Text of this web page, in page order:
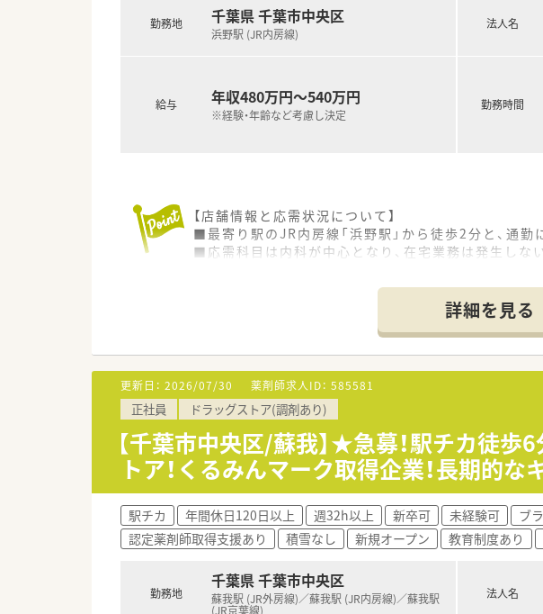
います。
勤務地 千葉県 千葉市中央区
浜野駅 (JR内房線)
給与 年収480万円～540万円
※経験・年齢など考慮し決定
法人名
勤務時間
【店舗情報と応需状況について】
■最寄り駅のJR内房線「浜野駅」から徒歩2分と、通勤
■応需科目は内科が中心となり、在宅業務は発生しな
■20代の一般薬剤師は平均480万円、30代の一般薬
■30代で薬局長に昇進した場合は、最大で700万円の
■40代で課長職に就くと750万円、50代の部長職で
【こんな取り組みをしています】
■月1回開催される本社セミナーやZOOMでの勉強会
■在宅業務の症例報告会も実施しており、報告書を
■不定期で「こども向け交流会」を各店舗で開催し、
【こんな方が活躍中】
■患者様やスタッフと円滑にコミュニケーションを取
■法人全体では在宅医療に注力しており、多職種連携
■キャリアアップへの意欲が高い方が、薬局長や本部
詳細を見る
更新日： 2026/07/30 薬剤師求人ID： 585581
正社員 ドラッグストア(調剤あり)
【千葉市中央区/蘇我】★急募！駅チカ徒
トア！くるみんマーク取得企業！長期的な
駅チカ 年間休日120日以上 週32h以上 新卒可 未経験可 ブ
認定薬剤師取得支援あり
積雪なし 新規オープン 教育制度あり
勤務地
千葉県 千葉市中央区
蘇我駅 (JR外房線)／蘇我駅 (JR内房線)／蘇我駅
(JR京葉線)
法人名